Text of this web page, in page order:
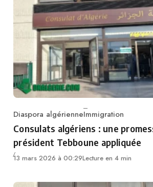
Category
Diaspora algérienneImmigration
Consulats algériens : une
président Tebboune appliquée
13 mars 2026 à 00:29Lecture en 4 min